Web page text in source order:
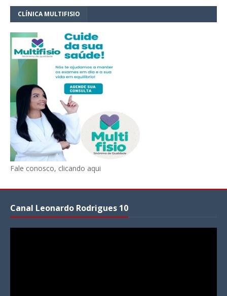
CLÍNICA MULTIFISIO
Fale conosco, clicando aqui
Canal Leonardo Rodrigues 10